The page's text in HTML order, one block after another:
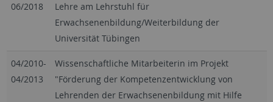
06/2018
Lehre am Lehrstuhl für
Erwachsenenbildung/Weiterbildung der
Universität Tübingen
04/2010-
04/2013
Wissenschaftliche Mitarbeiterin im Projekt
"Förderung der Kompetenzentwicklung von
Lehrenden der Erwachsenenbildung mit Hilfe